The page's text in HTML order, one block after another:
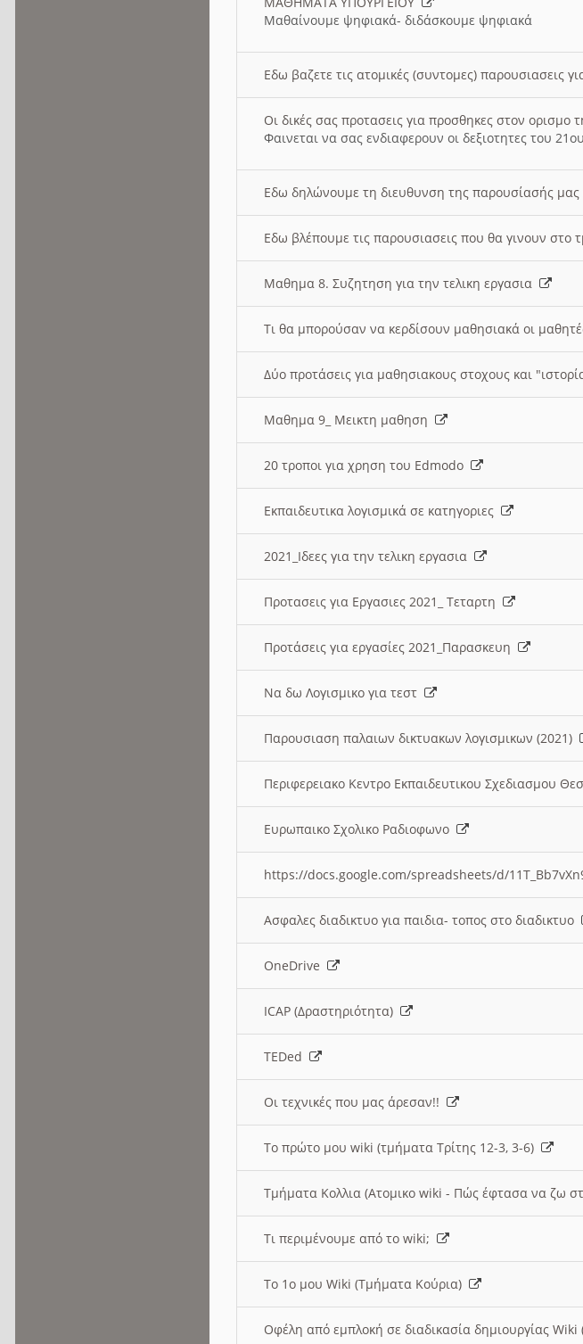
Μαθαίνουμε ψηφιακά- διδάσκουμε ψηφιακά
Εδω βαζετε τις ατομικές (συντομες) παρουσιασεις
Οι δικές σας προτασεις για προσθηκες στον
Φαινεται να σας ενδιαφερουν οι δεξιοτητες του
Εδω δηλώνουμε τη διευθυνση της παρουσίασής
Εδω βλέπουμε τις παρουσιασεις που θα γινουν
Μαθημα 8. Συζητηση για την τελικη εργασια
Τι θα μπορούσαν να κερδίσουν μαθησιακά οι
Δύο προτάσεις για μαθησιακους στοχους και
Μαθημα 9_ Μεικτη μαθηση
20 τροποι για χρηση του Edmodo
Εκπαιδευτικα λογισμικά σε κατηγοριες
2021_Ιδεες για την τελικη εργασια
Προτασεις για Εργασιες 2021_ Τεταρτη
Προτάσεις για εργασίες 2021_Παρασκευη
Να δω Λογισμικο για τεστ
Παρουσιαση παλαιων δικτυακων λογισμικων (2021)
Περιφερειακο Κεντρο Εκπαιδευτικου Σχεδιασμου
Ευρωπαικο Σχολικο Ραδιοφωνο
https://docs.google.com/spreadsheets/d/
Ασφαλες διαδικτυο για παιδια- τοπος στο διαδικτυο
OneDrive
ICAP (Δραστηριότητα)
TEDed
Οι τεχνικές που μας άρεσαν!!
Το πρώτο μου wiki (τμήματα Τρίτης 12-3, 3-6)
Τμήματα Κολλια (Ατομικο wiki - Πώς έφτασα να ζω
Τι περιμένουμε από το wiki;
Το 1ο μου Wiki (Τμήματα Κούρια)
Οφέλη από εμπλοκή σε διαδικασία δημιουργίας